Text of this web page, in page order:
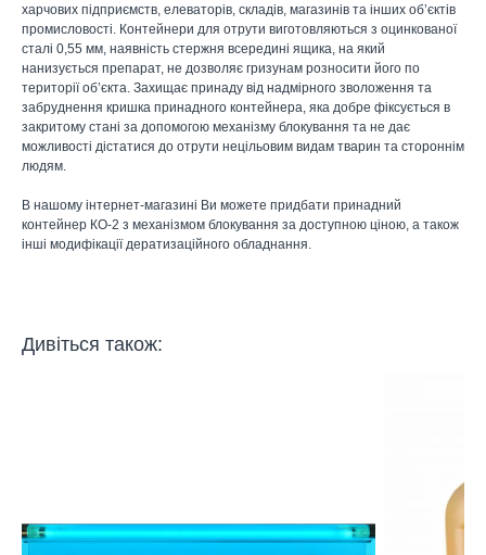
харчових підприємств, елеваторів, складів, магазинів та інших об’єктів
промисловості. Контейнери для отрути виготовляються з оцинкованої
сталі 0,55 мм, наявність стержня всередині ящика, на який
нанизується препарат, не дозволяє гризунам розносити його по
території об’єкта. Захищає принаду від надмірного зволоження та
забруднення кришка принадного контейнера, яка добре фіксується в
закритому стані за допомогою механізму блокування та не дає
можливості дістатися до отрути нецільовим видам тварин та стороннім
людям.
В нашому інтернет-магазині Ви можете придбати принадний
контейнер КО-2 з механізмом блокування за доступною ціною, а також
інші модифікації дератизаційного обладнання.
Дивіться також: